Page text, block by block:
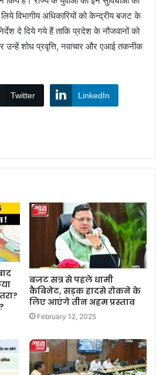
विभागीय अधिकारियों को केन्द्रीय बजट के
दे दिये गये हैं ताकि प्रदेश के नौजवानों को
उन्हें शोध प्रवृत्ति, नवाचार और एआई तकनीक
Twitter LinkedIn
बजट सत्र से पहले धामी
कैबिनेट, सड़क हादसे रोकने के
लिए आएंगे तीन अहम प्रस्ताव
February 12, 2025